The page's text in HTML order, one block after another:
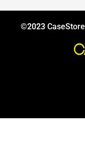
©2023 CaseStore